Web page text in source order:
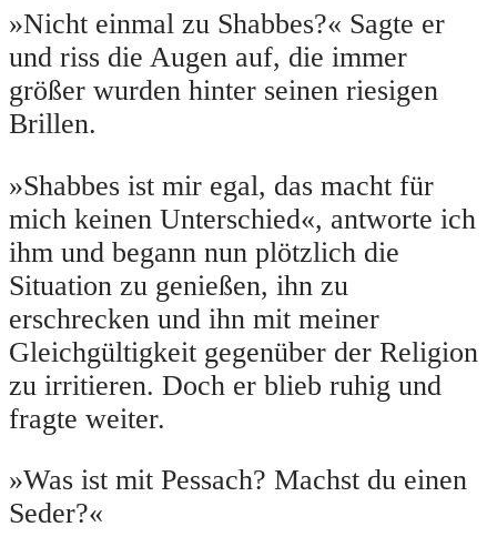
»Nicht einmal zu Shabbes?« Sagte er
und riss die Augen auf, die immer
größer wurden hinter seinen riesigen
Brillen.
»Shabbes ist mir egal, das macht für
mich keinen Unterschied«, antworte ich
ihm und begann nun plötzlich die
Situation zu genießen, ihn zu
erschrecken und ihn mit meiner
Gleichgültigkeit gegenüber der Religion
zu irritieren. Doch er blieb ruhig und
fragte weiter.
»Was ist mit Pessach? Machst du einen
Seder?«